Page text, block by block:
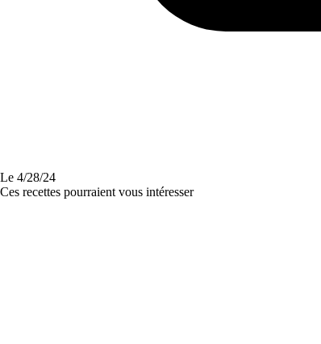
Le 4/28/24
Ces recettes pourraient vous intéresser